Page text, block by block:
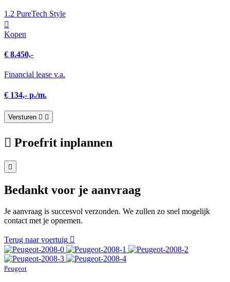
1.2 PureTech Style
Kopen
€ 8.450,-
Financial lease v.a.
€ 134,- p./m.
Versturen
Proefrit inplannen
Bedankt voor je aanvraag
Je aanvraag is succesvol verzonden. We zullen zo snel mogelijk
contact met je opnemen.
Terug naar voertuig
Peugeot